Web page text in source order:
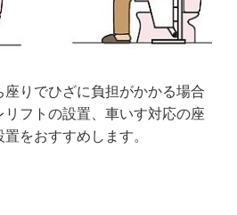
りでひざに負担がかかる場合
フトの設置、車いす対応の座
をおすすめします。